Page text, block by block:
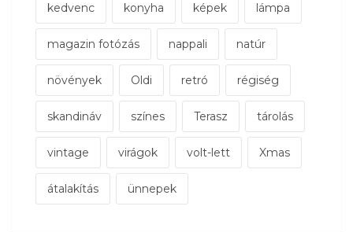
kedvenc konyha képek lámpa
magazin fotózás nappali natúr
növények Oldi retró régiség
skandináv színes Terasz tárolás
vintage virágok volt-lett Xmas
átalakítás ünnepek